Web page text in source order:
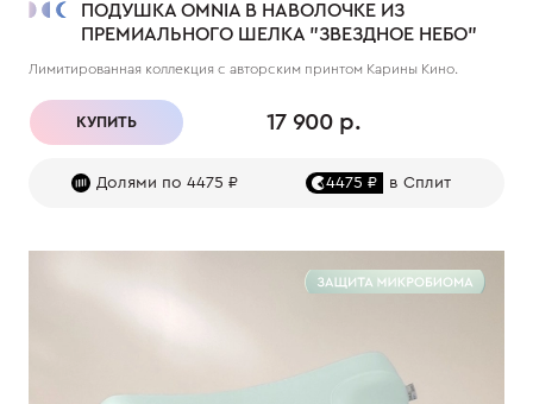
ПОДУШКА OMNIA В НАВОЛОЧКЕ ИЗ
ПРЕМИАЛЬНОГО ШЕЛКА "ЗВЕЗДНОЕ НЕБО"
Лимитированная коллекция с авторским принтом Карины Кино.
КУПИТЬ 17 900 р.
Долями по 4475 ₽ 4475 ₽ в Сплит